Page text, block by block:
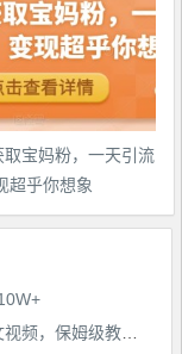
取宝妈粉，一天引流
超乎你想象